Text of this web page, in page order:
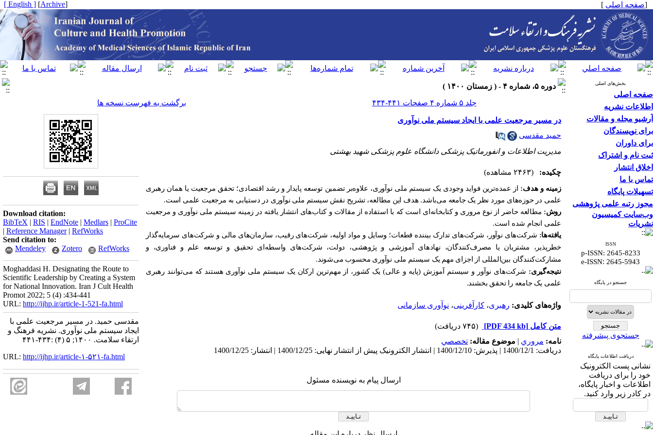
[صفحه اصلی ]
[
Archive
]
[ English ]
بخش‌های اصلی
صفحه اصلی
اطلاعات نشریه
آرشیو مجله و مقالات
برای نویسندگان
برای داوران
ثبت نام و اشتراک
اخلاق انتشار
تماس با ما
تسهیلات پایگاه
مجوز رتبه علمی پژوهشی
وب‌سایت کمیسیون
نشریات
ISSN
p-ISSN: 2645-8233
e-ISSN: 2645-5943
جستجو در پایگاه
جستجوی پیشرفته
دریافت اطلاعات پایگاه
نشانی پست الکترونیک
خود را برای دریافت
اطلاعات و اخبار پایگاه،
در کادر زیر وارد کنید.
دوره ۵، شماره ۴ - ( زمستان ۱۴۰۰ )
جلد ۵ شماره ۴ صفحات ۴۴۱-۴۳۴
برگشت به فهرست نسخه ها
در مسیر مرجعیت علمی با ایجاد سیستم ملی نوآوری
حمید مقدسی
مدیریت اطلاعات و انفورماتیک پزشکی دانشگاه علوم پزشکی شهید بهشتی
چکیده: (۲۴۶۳ مشاهده)
زمینه و هدف: از عمده‌ترین فواید وجودی یک سیستم ملی نوآوری، علاوه‌بر تضمین توسعه پایدار و رشد اقتصادی؛ تحقق مرجعیت یا همان رهبری
علمی در حوزه‌های مورد نظر یک جامعه می‌باشد. هدف این مطالعه، تشریح نقش سیستم ملی نوآوری در دستیابی به مرجعیت علمی است.
روش: مطالعه حاضر از نوع مروری و کتابخانه‌ای است که با استفاده از مقالات و کتاب‌های انتشار یافته در زمینه سیستم ملی نوآوری و مرجعیت
علمی انجام شده است.
یافته‌ها: شرکتهای نوآور، شرکتهای تدارک بیننده قطعات؛ وسایل و مواد اولیه، شرکتهای رقیب، سازمان‌های مالی و شرکتهای سرمایه‌گذار
خطرپذیر، مشتریان یا مصرف‌کنندگان، نهادهای آموزشی و پژوهشی، دولت، شرکتهای واسطه ای تحقیق و توسعه علم و فناوری، و
مشارکتکنندگان بین المللی از اجزای مهم یک سیستم ملی نوآوری محسوب می‌شوند.
نتیجه‌گیری: شرکت‌های نوآور و سیستم آموزش (پایه و عالی) یک کشور، از مهم‌ترین ارکان یک سیستم ملی نوآوری هستند که می‌توانند رهبری
علمی یک جامعه را تحقق بخشند.
واژه‌های کلیدی: رهبری، کارآفرینی، نوآوری سازمانی
متن کامل [PDF 434 kb]
(۷۴۵ دریافت)
نامه: مروري | موضوع مقاله: تخصصي
دریافت: 1400/12/1 | پذیرش: 1400/12/10 | انتشار الکترونیک پیش از انتشار نهایی: 1400/12/25 | انتشار: 1400/12/25
ارسال پیام به نویسنده مسئول
Download citation:
BibTeX | RIS | EndNote | Medlars | ProCite
| Reference Manager| RefWorks
Send citation to:
Mendeley
Zotero RefWorks
Moghaddasi H. Designating the Route to
Scientific Leadership by Creating a System
for National Innovation. Iran J Cult Health
Promot 2022; 5 (4) :434-441
URL: http://ijhp.ir/article-1-521-fa.html
مقدسی حمید. در مسیر مرجعیت علمی با
ایجاد سیستم ملی نوآوری. نشريه فرهنگ و
ارتقاء سلامت. ۱۴۰۰; ۵ (۴) :۴۳۴-۴۴۱
URL: http://ijhp.ir/article-۱-۵۲۱-fa.html